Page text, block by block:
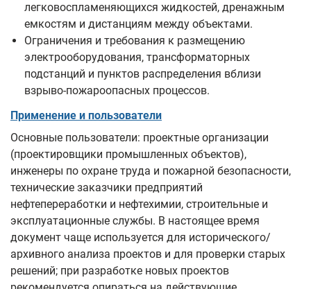
легковоспламеняющихся жидкостей, дренажным
емкостям и дистанциям между объектами.
Ограничения и требования к размещению
электрооборудования, трансформаторных
подстанций и пунктов распределения вблизи
взрыво-пожароопасных процессов.
Применение и пользователи
Основные пользователи: проектные организации
(проектировщики промышленных объектов),
инженеры по охране труда и пожарной безопасности,
технические заказчики предприятий
нефтепереработки и нефтехимии, строительные и
эксплуатационные службы. В настоящее время
документ чаще используется для исторического/
архивного анализа проектов и для проверки старых
решений; при разработке новых проектов